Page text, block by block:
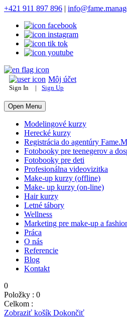
+421 911 897 896 |
Môj účet
Sign In | Sign Up
Open Menu
Modelingové kurzy
Herecké kurzy
Registrácia do agentúry
Fotobooky pre teenegerov a
Fotobooky pre deti
Profesionálna videovizitka
Make-up kurzy (offline)
Make- up kurzy (on-line)
Hair kurzy
Letné tábory
Wellness
Marketing pre make-up a
Práca
O nás
Referencie
Blog
Kontakt
0
Položky : 0
Celkom :
Zobraziť košík Dokončiť